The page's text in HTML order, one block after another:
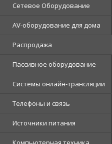
Сетевое Оборудование
AV-оборудование для дома
Распродажа
Пассивное оборудование
Системы онлайн-трансляции
Телефоны и связь
Источники питания